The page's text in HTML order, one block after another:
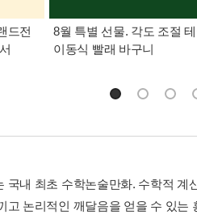
드전
8월 특별 선물. 각도 조절 테
이동식 빨래 바구니
국내 최초 수학논술만화. 수학적 계
고 논리적인 깨달음을 얻을 수 있